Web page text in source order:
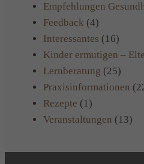
Empfehlungen
Feedback (4)
Interessantes (16)
Kinder ermutigen –
Lernberatung (25)
Praxisinformationen
Rezepte (1)
Veranstaltungen (13)